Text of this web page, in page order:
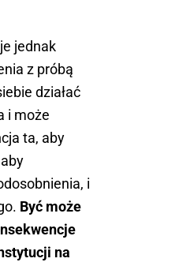
jednak
z próbą
działać
i może
ta, aby
i
Być może
na